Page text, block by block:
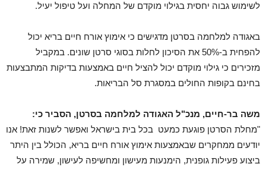
לשימוש גבוה יחסית בגילוי מוקדם של המחלה ועל טיפול יעיל.
באגודה למלחמה בסרטן מדגישים כי אימוץ אורח חיים בריא יכול
להפחית ב-50% את הסיכון לחלות בסוגי סרטן שונים. במקביל
מזכירים כי גילוי מוקדם יכול להציל חיים באמצעות בדיקות המתבצעות
בחינם בקופות החולים במסגרת סל הבריאות.
משה בר-חיים, מנכ"ל האגודה למלחמה בסרטן, הסביר כי:
"מחלת הסרטן פוגעת כמעט בכל בית בישראל ואפשר לשנות זאת! אנו
יודעים ממחקרים שבאמצעות אימוץ אורח חיים בריא, הכולל בין היתר
ביצוע פעילות גופנית, הימנעות מעישון ומחשיפה לעישון, שמירה על